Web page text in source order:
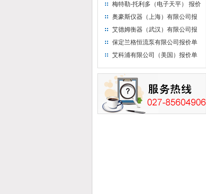
梅特勒-托利多（电子天平） 报价
单
奥豪斯仪器（上海）有限公司报
价单
艾德姆衡器（武汉）有限公司报
价单
保定兰格恒流泵有限公司报价单
艾科浦有限公司（美国）报价单